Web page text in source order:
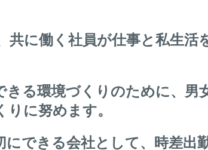
共に働く社員が仕事と私生活
る環境づくりのために、男
に努めます。
できる会社として、時差出